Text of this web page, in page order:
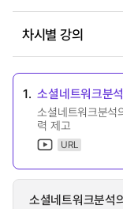
차시별 강의
1. 소셜네트워크분
소셜네트워크분석
력 제고
URL
소셜네트워크분석